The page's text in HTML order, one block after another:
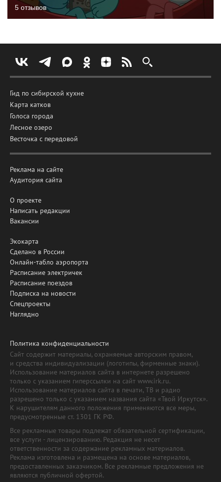
5 отзывов
Гид по сибирской кухне
Карта катков
Голоса города
Лесное озеро
Весточка с передовой
Реклама на сайте
Аудитория сайта
О проекте
Написать редакции
Вакансии
Экокарта
Сделано в России
Онлайн-табло аэропорта
Расписание электричек
Расписание поездов
Подписка на новости
Спецпроекты
Наглядно
Политика конфиденциальности
Сайт содержит материалы, охраняемые авторским правом,
и средства индивидуализации (логотипы, фирменные знаки).
Использование материалов сайта в интернете разрешено
только с указанием гиперссылки на сайт www.irk.ru.
Использование материалов сайта в печати, ТВ и радио
разрешено только с указанием названия сайта «Твой Иркутск».
К нарушителям данного положения применяются все меры,
предусмотренные ст. 1301 ГК РФ.
Все рекламные товары подлежат обязательной сертификации,
все услуги - лицензированию. Редакция не несет
ответственности за содержание рекламных материалов.
Реклама изготовлена и размещена на основе материалов,
предоставленных заказчиком. Все рекламные предложения не
являются публичной офертой.